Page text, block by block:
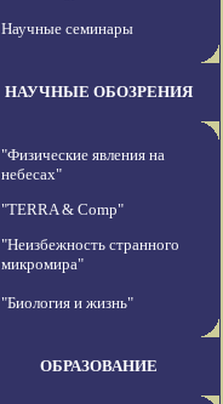
Научные семинары
НАУЧНЫЕ ОБОЗРЕНИЯ
"Физические явления на
небесах"
"TERRA & Comp"
"Неизбежность странного
микромира"
"Биология и жизнь"
ОБРАЗОВАНИЕ